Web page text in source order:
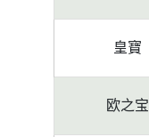
皇寶
欧之宝